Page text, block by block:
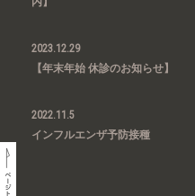
2023.12.29
【年末年始 休診のお知らせ】
2022.11.5
インフルエンザ予防接種